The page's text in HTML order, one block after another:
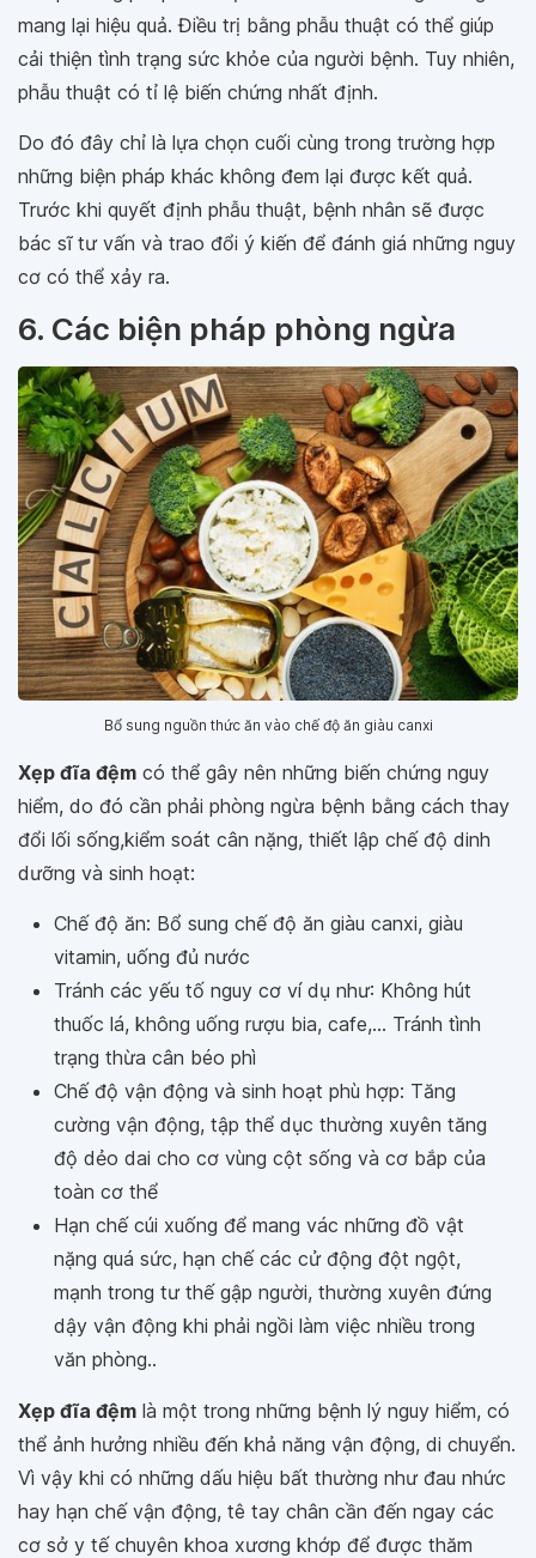
mang lại hiệu quả. Điều trị bằng phẫu thuật có thể giúp
cải thiện tình trạng sức khỏe của người bệnh. Tuy nhiên,
phẫu thuật có tỉ lệ biến chứng nhất định.
Do đó đây chỉ là lựa chọn cuối cùng trong trường hợp
những biện pháp khác không đem lại được kết quả.
Trước khi quyết định phẫu thuật, bệnh nhân sẽ được
bác sĩ tư vấn và trao đổi ý kiến để đánh giá những nguy
cơ có thể xảy ra.
6. Các biện pháp phòng ngừa
Bổ sung nguồn thức ăn vào chế độ ăn giàu canxi
Xẹp đĩa đệm có thể gây nên những biến chứng nguy
hiểm, do đó cần phải phòng ngừa bệnh bằng cách thay
đổi lối sống,kiểm soát cân nặng, thiết lập chế độ dinh
dưỡng và sinh hoạt:
Chế độ ăn: Bổ sung chế độ ăn giàu canxi, giàu
vitamin, uống đủ nước
Tránh các yếu tố nguy cơ ví dụ như: Không hút
thuốc lá, không uống rượu bia, cafe,... Tránh tình
trạng thừa cân béo phì
Chế độ vận động và sinh hoạt phù hợp: Tăng
cường vận động, tập thể dục thường xuyên tăng
độ dẻo dai cho cơ vùng cột sống và cơ bắp của
toàn cơ thể
Hạn chế cúi xuống để mang vác những đồ vật
nặng quá sức, hạn chế các cử động đột ngột,
mạnh trong tư thế gập người, thường xuyên đứng
dậy vận động khi phải ngồi làm việc nhiều trong
văn phòng..
Xẹp đĩa đệm là một trong những bệnh lý nguy hiểm, có
thể ảnh hưởng nhiều đến khả năng vận động, di chuyển.
Vì vậy khi có những dấu hiệu bất thường như đau nhức
hay hạn chế vận động, tê tay chân cần đến ngay các
cơ sở y tế chuyên khoa xương khớp để được thăm